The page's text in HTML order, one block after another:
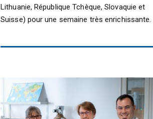
Lithuanie, République Tchèque, Slovaquie et
Suisse) pour une semaine très enrichissante.